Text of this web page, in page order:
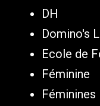
DH
Domino's
Ecole de
Féminine
Féminines